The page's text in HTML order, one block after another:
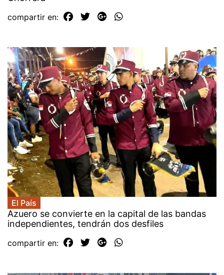
compartir en:
El País
Azuero se convierte en la capital de las bandas
independientes, tendrán dos desfiles
compartir en: